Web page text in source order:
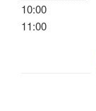
10:00
11:00